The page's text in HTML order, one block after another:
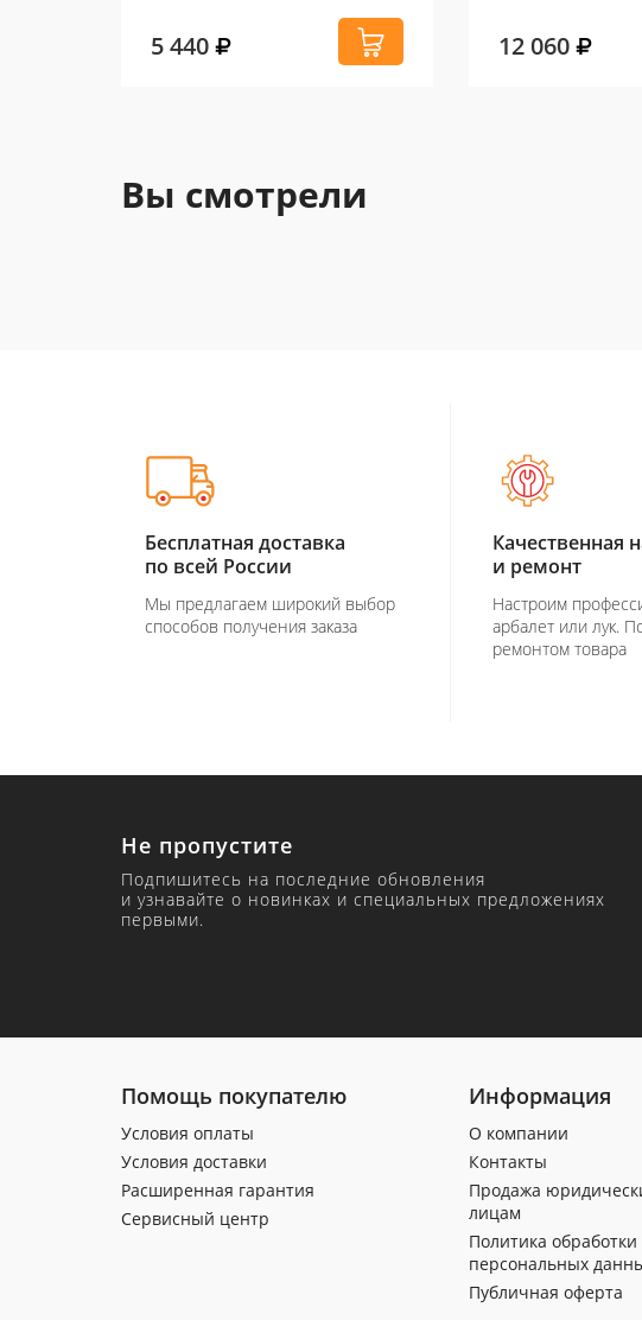
5 440 12 060
Вы смотрели
Бесплатная доставка
по всей России
Мы предлагаем широкий выбор
способов получения заказа
Качественная
и ремонт
Настроим
арбалет или лук.
ремонтом товара
Не пропустите
Подпишитесь на последние обновления
и узнавайте о новинках и специальных предложениях
первыми.
Помощь покупателю
Условия оплаты
Условия доставки
Расширенная гарантия
Сервисный центр
Информация
О компании
Контакты
Продажа
лицам
Политика обработки
персональных
Публичная оферта